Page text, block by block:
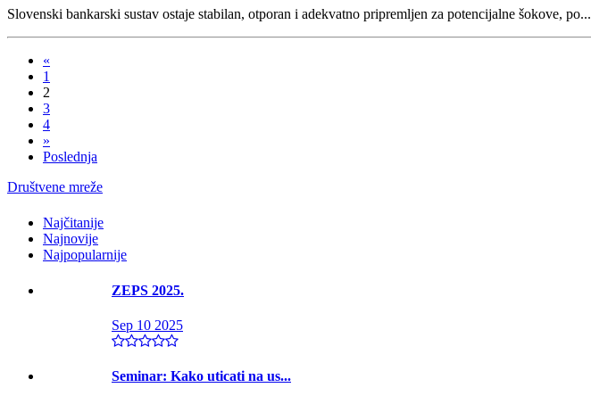
Slovenski bankarski sustav ostaje stabilan, otporan i adekvatno pripremljen za potencijalne šokove, po...
«
1
2
3
4
»
Poslednja
Društvene mreže
Najčitanije
Najnovije
Najpopularnije
ZEPS 2025.
Sep 10 2025
Seminar: Kako uticati na us...